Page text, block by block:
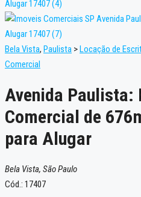
Bela Vista, Paulista >Locação de
Comercial
Avenida Paulista:
Comercial de
para Alugar
Bela Vista, São Paulo
Cód.: 17407